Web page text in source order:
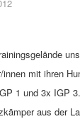
mit ihren
1 und 3x IGP 3.
aus der